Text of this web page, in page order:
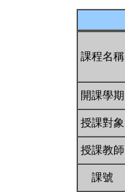
課程名稱
開課學期
授課對象
授課教師
課號